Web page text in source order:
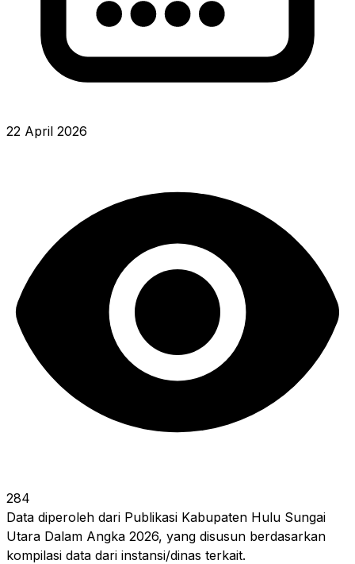
22 April 2026
284
Data diperoleh dari Publikasi Kabupaten Hulu Sungai
Utara Dalam Angka 2026, yang disusun berdasarkan
kompilasi data dari instansi/dinas terkait.